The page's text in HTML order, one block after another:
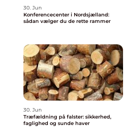
30. Jun
Konferencecenter i Nordsjælland:
sådan vælger du de rette rammer
30. Jun
Træfældning på falster: sikkerhed,
faglighed og sunde haver